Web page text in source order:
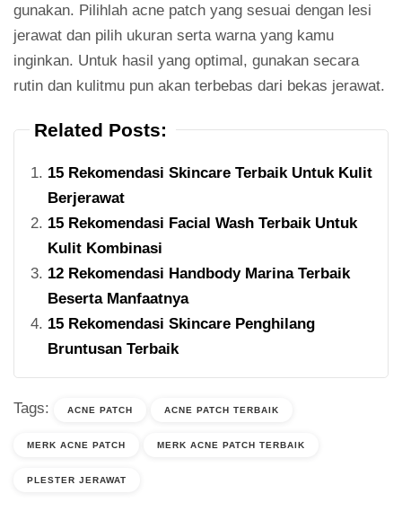
gunakan. Pilihlah acne patch yang sesuai dengan lesi
jerawat dan pilih ukuran serta warna yang kamu
inginkan. Untuk hasil yang optimal, gunakan secara
rutin dan kulitmu pun akan terbebas dari bekas jerawat.
Related Posts:
15 Rekomendasi Skincare Terbaik Untuk Kulit
Berjerawat
15 Rekomendasi Facial Wash Terbaik Untuk
Kulit Kombinasi
12 Rekomendasi Handbody Marina Terbaik
Beserta Manfaatnya
15 Rekomendasi Skincare Penghilang
Bruntusan Terbaik
Tags: ACNE PATCH ACNE PATCH TERBAIK
MERK ACNE PATCH MERK ACNE PATCH TERBAIK
PLESTER JERAWAT